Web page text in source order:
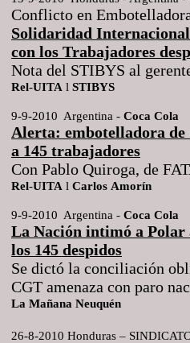
Conflicto en
Solidaridad Internacional
con los Trabajadores
Nota del STIBYS al
Rel-UITA l STIBYS
9-9-2010 Argentina - Coca Cola
Alerta: embotelladora de
a 145 trabajadores
Con Pablo Quiroga, de
Rel-UITA l Carlos Amorín
9-9-2010 Argentina - Coca Cola
La Nación intimó a
los 145 despidos
Se dictó la conciliación
CGT amenaza con paro
La Mañana Neuquén
26-8-2010 Honduras –